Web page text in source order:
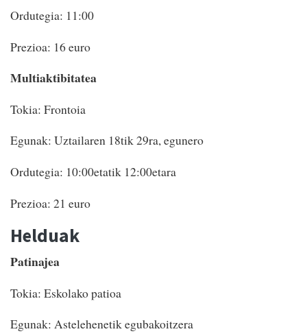
Ordutegia: 11:00
Prezioa: 16 euro
Multiaktibitatea
Tokia: Frontoia
Egunak: Uztailaren 18tik 29ra, egunero
Ordutegia: 10:00etatik 12:00etara
Prezioa: 21 euro
Helduak
Patinajea
Tokia: Eskolako patioa
Egunak: Astelehenetik egubakoitzera